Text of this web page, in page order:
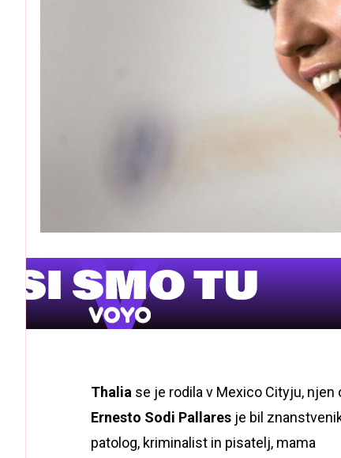
Thalia se je rodila v Mexico Cityju, njen
Ernesto Sodi Pallares je bil
patolog, kriminalist in pisatelj, mama